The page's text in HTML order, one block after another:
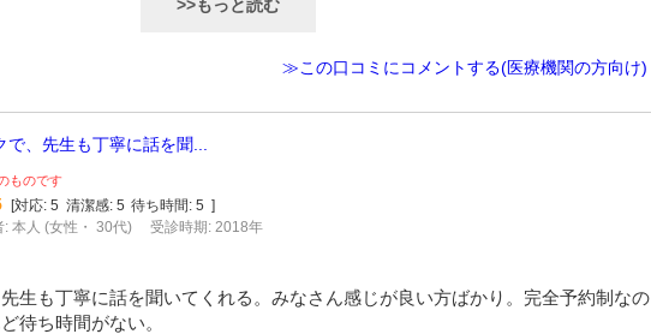
>>もっと読む
≫この口コミにコメントする(医療機関の方向け)
で、先生も丁寧に話を聞...
ものです
[対応: 5 清潔感: 5 待ち時間: 5 ]
: 本人 (女性・ 30代) 受診時期: 2018年
生も丁寧に話を聞いてくれる。みなさん感じが良い方ばかり。完全予約制なの
待ち時間がない。